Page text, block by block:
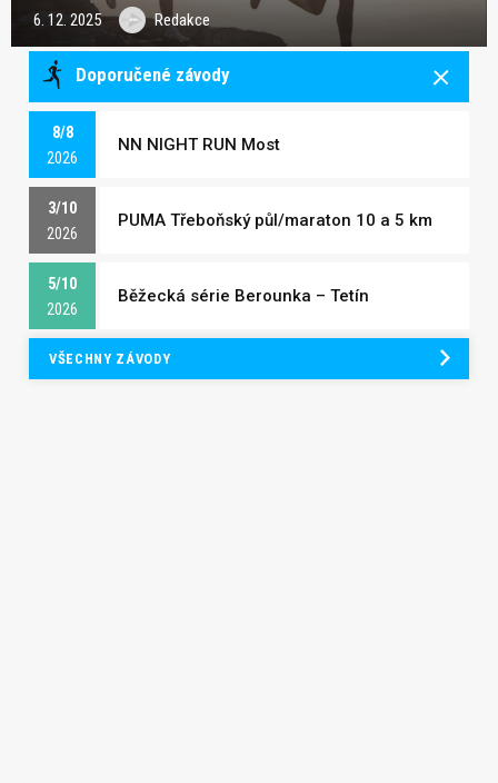
6. 12. 2025 Redakce
Doporučené závody
8/8
2026
NN NIGHT RUN Most
3/10
2026
PUMA Třeboňský půl/maraton 10 a 5 km
5/10
2026
Běžecká série Berounka – Tetín
VŠECHNY ZÁVODY